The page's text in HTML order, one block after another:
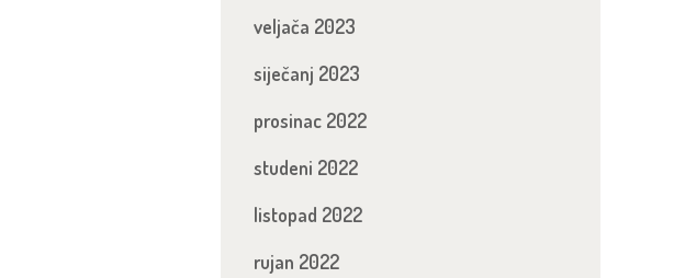
veljača 2023
siječanj 2023
prosinac 2022
studeni 2022
listopad 2022
rujan 2022